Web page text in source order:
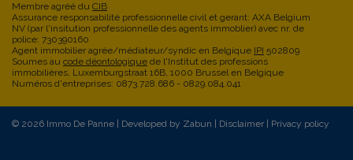
Membre agréé du CIB
Assurance responsabilité professionnelle civil et gerant: AXA Belgium
NV (par l'insitution professionnelle des agents immoblier) avec nr. de
police: 730390160
Agent immobilier agrée/médiateur/syndic en Belgique IPI 502809
Soumes au code déontologique de l'Institut des professions
immobilières, Luxemburgstraat 16B, 1000 Brussel en Belgique
Numéros d'entreprises: 0873.728.686 - 0829.084.041
© 2026 Immo De Panne | Developed by Zabun Disclaimer Privacy policy